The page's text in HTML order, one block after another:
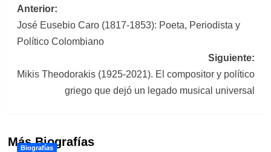
Navegación
de
Anterior:
José Eusebio Caro (1817-1853): Poeta, Periodista y
Político Colombiano
Siguiente:
Mikis Theodorakis (1925-2021). El compositor y político
griego que dejó un legado musical universal
Más Biografías
Biografías